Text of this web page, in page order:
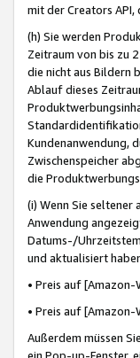
mit der Creators
(h) Sie werden
Zeitraum von bis zu
die nicht aus Bildern
Ablauf dieses
Kundenanwendung,
Zwischenspeicher
die
(i) Wenn Sie
Anwendung
Datums-/
und aktualisiert
• Preis auf
• Preis auf
Außerdem müssen
ein Pop-up-Fenster,